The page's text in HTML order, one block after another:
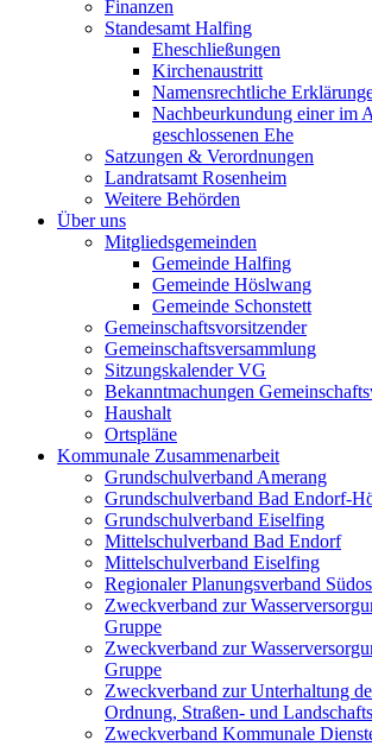
Finanzen
Standesamt Halfing
Eheschließungen
Kirchenaustritt
Namensrechtliche
Nachbeurkundung einer im
geschlossenen Ehe
Satzungen & Verordnungen
Landratsamt Rosenheim
Weitere Behörden
Über uns
Mitgliedsgemeinden
Gemeinde Halfing
Gemeinde Höslwang
Gemeinde Schonstett
Gemeinschaftsvorsitzender
Gemeinschaftsversammlung
Sitzungskalender VG
Bekanntmachungen
Haushalt
Ortspläne
Kommunale Zusammenarbeit
Grundschulverband Amerang
Grundschulverband Bad Endorf-
Grundschulverband Eiselfing
Mittelschulverband Bad Endorf
Mittelschulverband Eiselfing
Regionaler Planungsverband
Zweckverband zur
Gruppe
Zweckverband zur
Gruppe
Zweckverband zur Unterhaltung
Ordnung, Straßen- und
Zweckverband Kommunale